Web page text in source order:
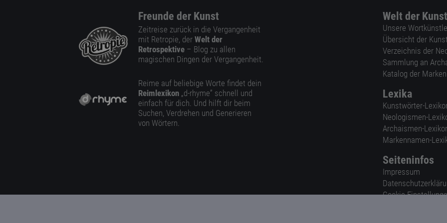
Freunde der Kunst
Zeitreise zurück in die Vergangenheit
mit Retropie, der Welt der
Retrospektive – Blog zu allen
magischen Dingen der Vergangenheit.
Reime auf beliebige Worte findet dein
Reimlexikon „d-rhyme” schnell und
einfach für dich. Und hilft dir beim
Suchen, Verdrehen und Generieren
von Wörtern.
Welt der
Unsere
Übersicht der
Verzeichnis der
Sammlung an
Katalog der
Lexika
Kunstwörter-
Neologismen-
Archaismen-
Markennamen-
Seiteninfos
Impressum
Cookie-